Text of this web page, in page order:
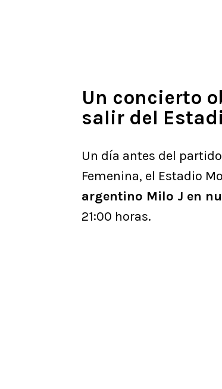
Un concierto
salir del
Un día antes del
Femenina, el Estadio
argentino Milo J en
21:00 horas.